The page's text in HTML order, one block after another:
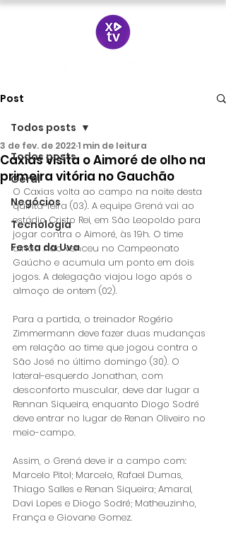
Post
Todos posts
Geral
Negócios
Tecnologia
Festa da Uva
Todos posts
Caxias visita o Aimoré de olho na
primeira vitória no Gauchão
3 de fev. de 20221 min de leitura
O Caxias volta ao campo na noite desta
quinta-feira (03). A equipe Grená vai ao
estádio Cristo Rei, em São Leopoldo para
jogar contra o Aimoré, às 19h. O time
ainda não venceu no Campeonato
Gaúcho e acumula um ponto em dois
jogos. A delegação viajou logo após o
almoço de ontem (02).
Para a partida, o treinador Rogério
Zimmermann deve fazer duas mudanças
em relação ao time que jogou contra o
São José no último domingo (30). O
lateral-esquerdo Jonathan, com
desconforto muscular, deve dar lugar a
Rennan Siqueira, enquanto Diogo Sodré
deve entrar no lugar de Renan Oliveiro no
meio-campo.
Assim, o Grená deve ir a campo com:
Marcelo Pitol; Marcelo, Rafael Dumas,
Thiago Salles e Renan Siqueira; Amaral,
Davi Lopes e Diogo Sodré; Matheuzinho,
França e Giovane Gomez.